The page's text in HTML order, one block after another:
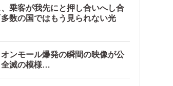
乗客が我先にと押し合いへし合
数の国ではもう見られない光
オンモール爆発の瞬間の映像が公
全滅の模様…